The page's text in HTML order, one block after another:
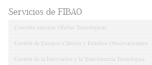
Servicios de FIBAO
Consulta nuestras Ofertas Tecnológicas
Gestión de Ensayos Clínicos y Estudios Observacionales
Gestión de la Innovación y la Transferencia Tecnológica